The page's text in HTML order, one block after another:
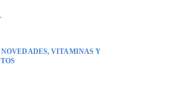
NOVEDADES,VITAMINAS Y